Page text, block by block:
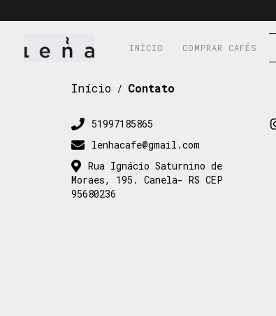
INÍCIO COMPRAR CAFÉS
Início / Contato
51997185865
lenhacafe@gmail.com
Rua Ignácio Saturnino de
Moraes, 195. Canela- RS CEP
95680236